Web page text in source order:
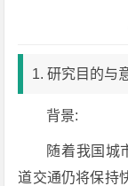
1. 研究目的与
背景:
随着我国城
道交通仍将保持